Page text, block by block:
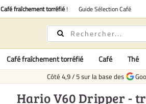
Café fraîchement torréfié ! Guide Sélection Café
Café fraîchement torréfié Café Thé
Côté 4,9/5sur la base des
Hario V60 Dripper -